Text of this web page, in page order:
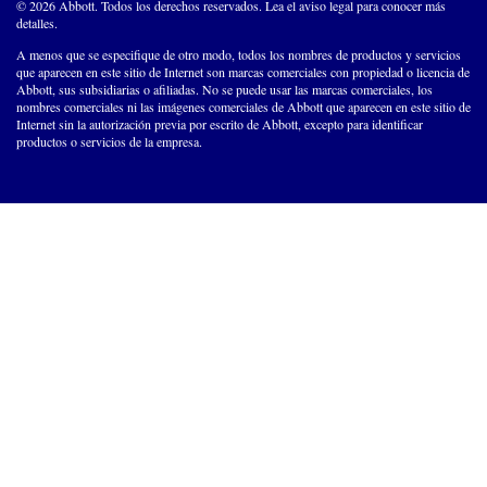
© 2026 Abbott. Todos los derechos reservados. Lea el aviso legal para conocer más
detalles.
A menos que se especifique de otro modo, todos los nombres de productos y servicios
que aparecen en este sitio de Internet son marcas comerciales con propiedad o licencia de
Abbott, sus subsidiarias o afiliadas. No se puede usar las marcas comerciales, los
nombres comerciales ni las imágenes comerciales de Abbott que aparecen en este sitio de
Internet sin la autorización previa por escrito de Abbott, excepto para identificar
productos o servicios de la empresa.